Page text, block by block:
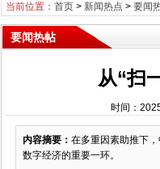
当前位置： 首页> 新闻热点 > 要闻
要闻热帖
从“扫
时间：
内容摘要： 在多重因素助推下
数字经济的重要一环。